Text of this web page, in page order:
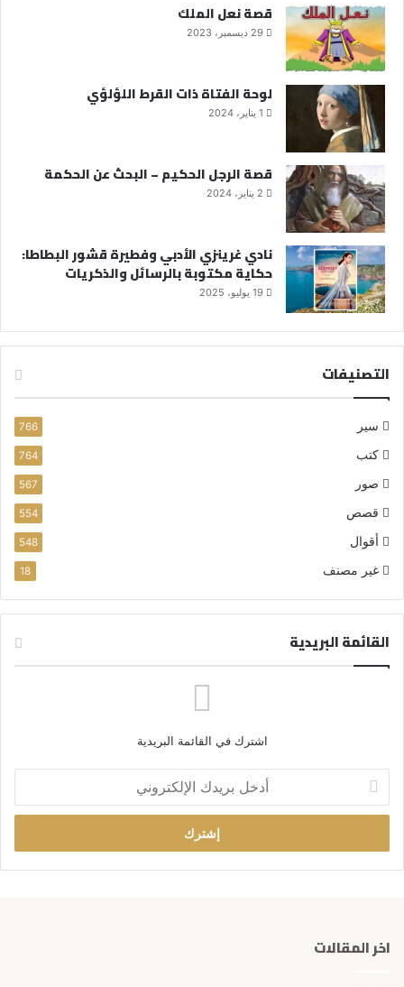
قصة نعل الملك
29 ديسمبر، 2023
لوحة الفتاة ذات القرط اللؤلؤي
1 يناير، 2024
قصة الرجل الحكيم – البحث عن الحكمة
2 يناير، 2024
نادي غرينزي الأدبي وفطيرة قشور البطاطا:
حكاية مكتوبة بالرسائل والذكريات
19 يوليو، 2025
التصنيفات
سير 766
كتب 764
صور 567
قصص 554
أقوال 548
غير مصنف 18
القائمة البريدية
اشترك في القائمة البريدية
خ
ب
ر
ااخر المقالات